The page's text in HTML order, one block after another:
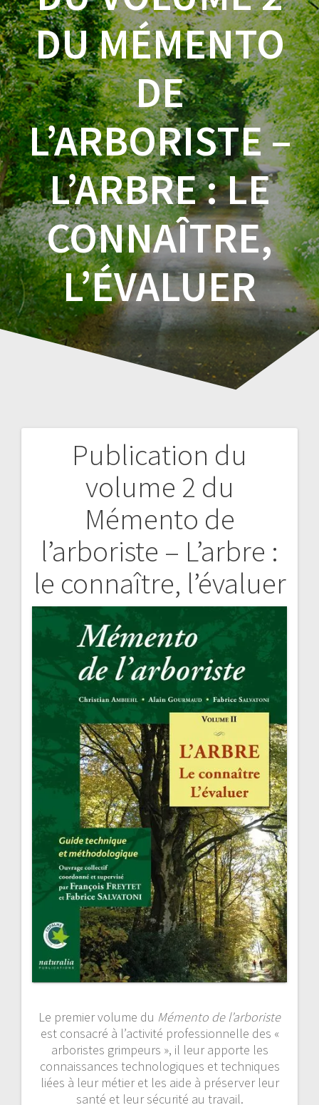
DU MÉMENTO
DE
L’ARBORISTE –
L’ARBRE : LE
CONNAÎTRE,
L’ÉVALUER
Publication du
volume 2 du
Mémento de
l’arboriste – L’arbre :
le connaître, l’évaluer
Le premier volume du Mémento de l’arboriste
est consacré à l’activité professionnelle des «
arboristes grimpeurs », il leur apporte les
connaissances technologiques et techniques
liées à leur métier et les aide à préserver leur
santé et leur sécurité au travail.
Navigation
l’article